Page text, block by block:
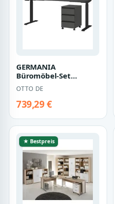
GERMANIA
Büromöbel-Set
Lemont, (2-tlg), Set
bestehend aus
höhenverstel…
OTTO DE
739,29 €
★ Bestpreis